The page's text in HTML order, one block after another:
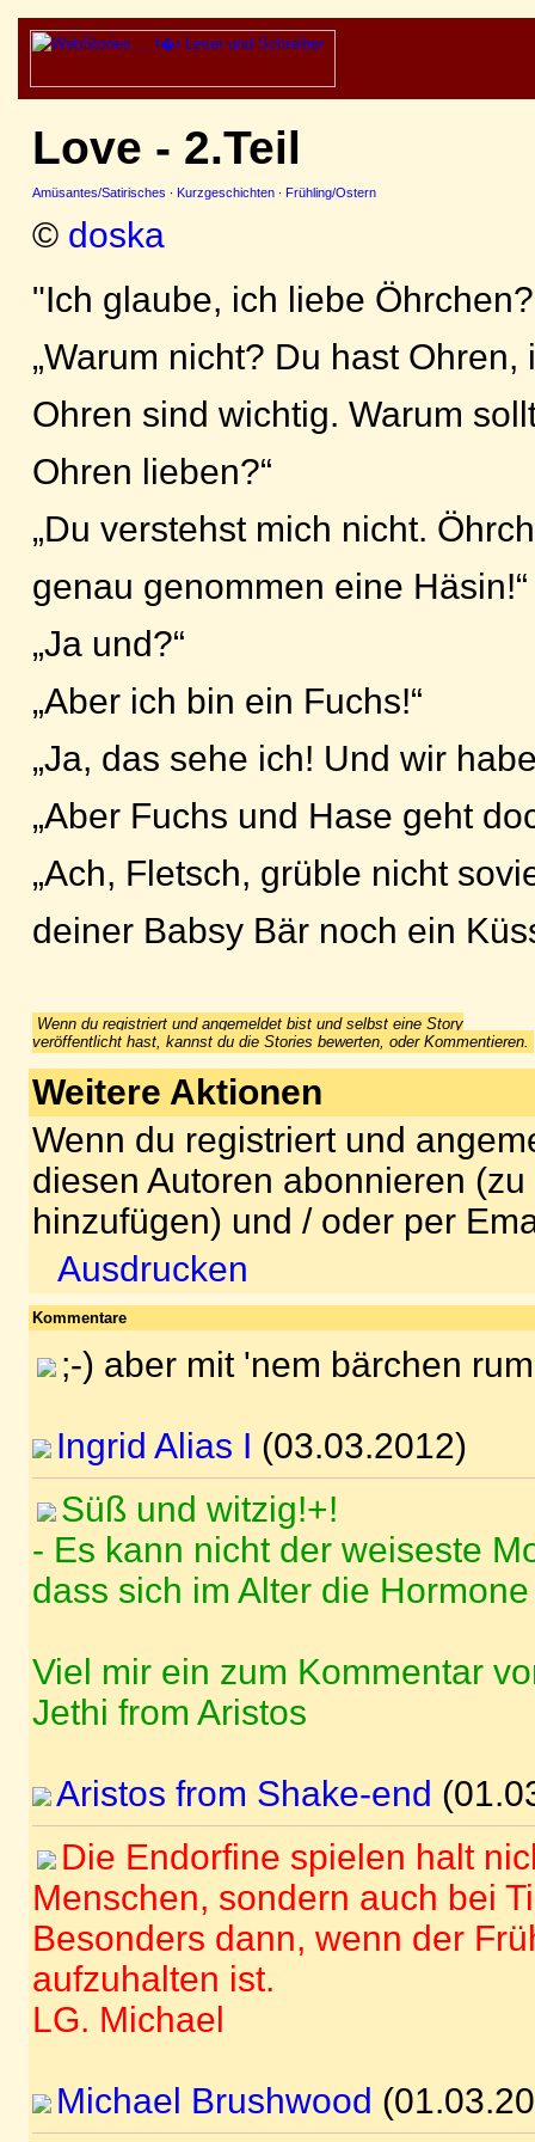
Love - 2.Teil
Amüsantes/Satirisches · Kurzgeschichten · Frühling/Ostern
© doska
"Ich glaube, ich liebe
„Warum nicht? Du hast
Ohren sind wichtig. Warum
Ohren lieben?“
„Du verstehst mich nicht.
genau genommen eine Häsin!“
„Ja und?“
„Aber ich bin ein Fuchs!“
„Ja, das sehe ich! Und wir
„Aber Fuchs und Hase geht
„Ach, Fletsch, grüble nicht
deiner Babsy Bär noch ein
Wenn du registriert und angemeldet bist und selbst eine Story
veröffentlicht hast, kannst du die Stories bewerten, oder Kommentieren.
Weitere Aktionen
Wenn du registriert und
diesen Autoren abonnieren
hinzufügen) und / oder per
Ausdrucken
Kommentare
;-) aber mit 'nem bärchen
Ingrid Alias I (03.03.2012)
Süß und witzig!+!
- Es kann nicht der weiseste
dass sich im Alter die
Viel mir ein zum Kommentar
Jethi from Aristos
Aristos from Shake-end
Die Endorfine spielen halt
Menschen, sondern auch bei
Besonders dann, wenn der
aufzuhalten ist.
LG. Michael
Michael Brushwood